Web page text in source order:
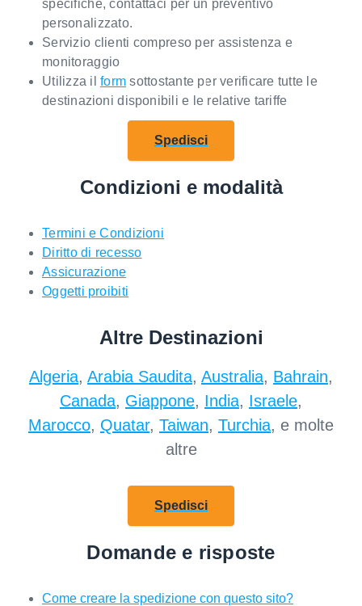
specifiche, contattaci per un preventivo
personalizzato.
Servizio clienti compreso per assistenza e
monitoraggio
Utilizza il form sottostante per verificare tutte le
destinazioni disponibili e le relative tariffe
Spedisci
Condizioni e modalità
Termini e Condizioni
Diritto di recesso
Assicurazione
Oggetti proibiti
Altre Destinazioni
Algeria, Arabia Saudita, Australia, Bahrain,
Canada, Giappone, India, Israele,
Marocco, Quatar, Taiwan, Turchia, e molte
altre
Spedisci
Domande e risposte
Come creare la spedizione con questo sito?